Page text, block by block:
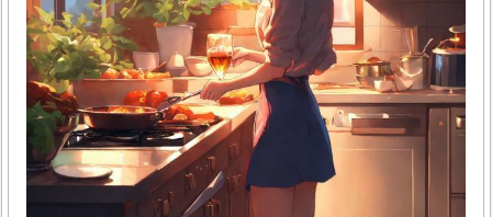
차이 트윈플레임과..